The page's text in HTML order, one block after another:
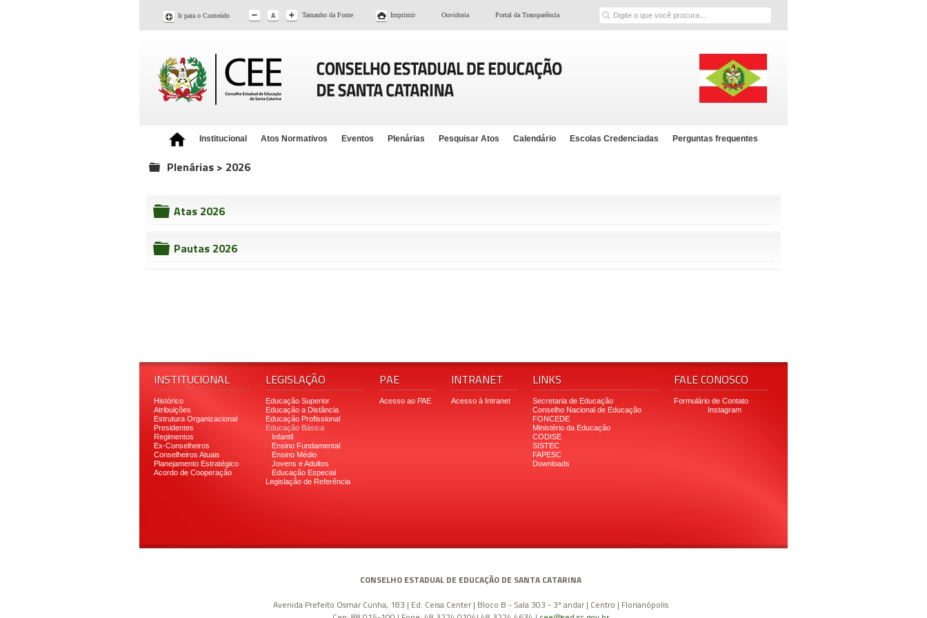
Ir para o Conteúdo Tamanho da Fonte Imprimir Ouvidoria Portal da Transparência Buscar
Institucional Atos Normativos Eventos Plenárias Pesquisar Atos Calendário Escolas Credenciadas Perguntas frequentes
Plenárias > 2026
Atas 2026
Pautas 2026
INSTITUCIONAL LEGISLAÇÃO PAE INTRANET LINKS FALE CONOSCO
Histórico Educação Superior Acesso ao PAE Acesso à Intranet Secretaria de Educação
Formulário de Contato
Atribuições
Educação a Distância Conselho Nacional de Educação
Instagram
Estrutura Organizacional
Educação Profissional
FONCEDE
Presidentes
Educação Básica
Ministério da Educação
Regimentos
Infantil
CODISE
Ex-Conselheiros
Ensino Fundamental
SISTEC
Conselheiros Atuais
Ensino Médio
FAPESC
Planejamento Estratégico
Jovens e Adultos
Downloads
Acordo de Cooperação
Educação Especial
Legislação de Referência
CONSELHO ESTADUAL DE EDUCAÇÃO DE SANTA CATARINA
Avenida Prefeito Osmar Cunha, 183 | Ed. Ceisa Center | Bloco B - Sala 303 - 3º andar | Centro | Florianópolis